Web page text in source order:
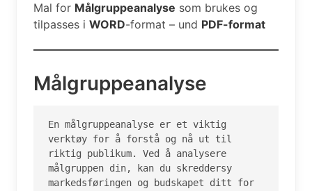
Mal for Målgruppeanalyse som brukes og
tilpasses i WORD-format – und PDF-format
Målgruppeanalyse
En målgruppeanalyse er et viktig
verktøy for å forstå og nå ut til
riktig publikum. Ved å analysere
målgruppen din, kan du skreddersy
markedsføringen og budskapet ditt for